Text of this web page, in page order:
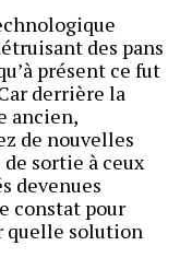
des pans
présent ce fut
derrière la
ancien,
de nouvelles
sortie à ceux
devenues
constat pour
quelle solution